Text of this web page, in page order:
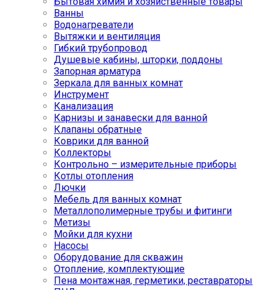
Ванны
Водонагреватели
Вытяжки и вентиляция
Гибкий трубопровод
Душевые кабины, шторки, поддоны
Запорная арматура
Зеркала для ванных комнат
Инструмент
Канализация
Карнизы и занавески для ванной
Клапаны обратные
Коврики для ванной
Коллекторы
Контрольно – измерительные приборы
Котлы отопления
Лючки
Мебель для ванных комнат
Металлополимерные трубы и фитинги
Метизы
Мойки для кухни
Насосы
Оборудование для скважин
Отопление, комплектующие
Пена монтажная, герметики, реставраторы